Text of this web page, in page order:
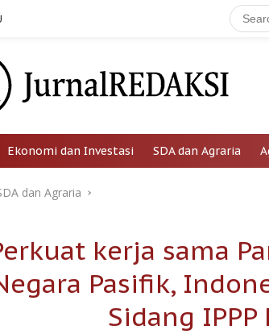
Ekonomi dan Investasi SDA dan Agraria
dan Agraria
kerja sama
Pasifik,
Sidang IPPP